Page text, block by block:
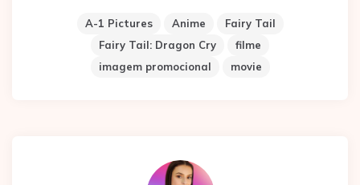
A-1 Pictures Anime
Fairy Tail
Fairy Tail: Dragon Cry
filme
imagem promocional
movie